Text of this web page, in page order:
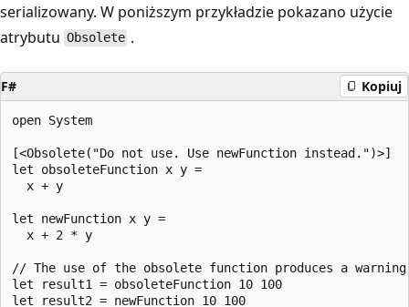
serializowany. W poniższym przykładzie pokazano użycie
atrybutu Obsolete .
F# Kopiuj
open System
[<Obsolete("Do not use. Use newFunction instead.")>]
let obsoleteFunction x y =
  x + y
let newFunction x y =
  x + 2 * y
// The use of the obsolete function produces a
let result1 = obsoleteFunction 10 100